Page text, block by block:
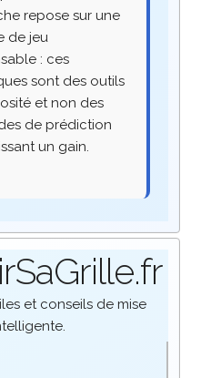
repose sur une
de jeu
: ces
sont des outils
et non des
de prédiction
un gain.
et conseils de mise